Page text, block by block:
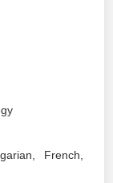
French,